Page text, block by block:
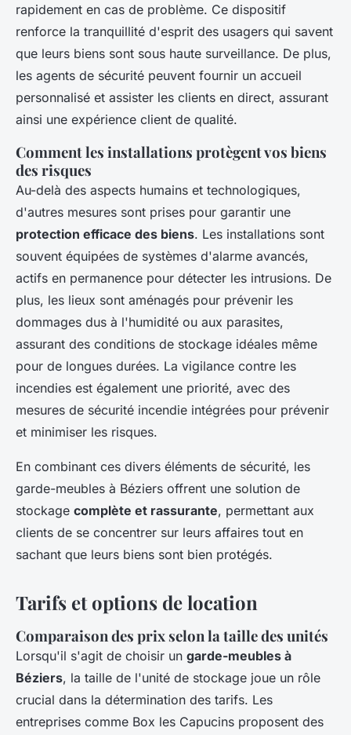
rapidement en cas de problème. Ce dispositif
renforce la tranquillité d'esprit des usagers qui savent
que leurs biens sont sous haute surveillance. De plus,
les agents de sécurité peuvent fournir un accueil
personnalisé et assister les clients en direct, assurant
ainsi une expérience client de qualité.
Comment les installations protègent vos biens
des risques
Au-delà des aspects humains et technologiques,
d'autres mesures sont prises pour garantir une
protection efficace des biens. Les installations sont
souvent équipées de systèmes d'alarme avancés,
actifs en permanence pour détecter les intrusions. De
plus, les lieux sont aménagés pour prévenir les
dommages dus à l'humidité ou aux parasites,
assurant des conditions de stockage idéales même
pour de longues durées. La vigilance contre les
incendies est également une priorité, avec des
mesures de sécurité incendie intégrées pour prévenir
et minimiser les risques.
En combinant ces divers éléments de sécurité, les
garde-meubles à Béziers offrent une solution de
stockage complète et rassurante, permettant aux
clients de se concentrer sur leurs affaires tout en
sachant que leurs biens sont bien protégés.
Tarifs et options de location
Comparaison des prix selon la taille des unités
Lorsqu'il s'agit de choisir un garde-meubles à
Béziers, la taille de l'unité de stockage joue un rôle
crucial dans la détermination des tarifs. Les
entreprises comme Box les Capucins proposent des